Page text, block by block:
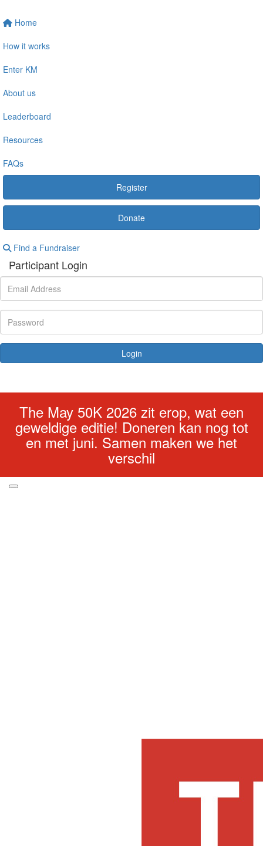
Home
How it works
Enter KM
About us
Leaderboard
Resources
FAQs
Register
Donate
Find a Fundraiser
Participant Login
Login
The May 50K 2026 zit erop, wat een
geweldige editie! Doneren kan nog tot
en met juni. Samen maken we het
verschil